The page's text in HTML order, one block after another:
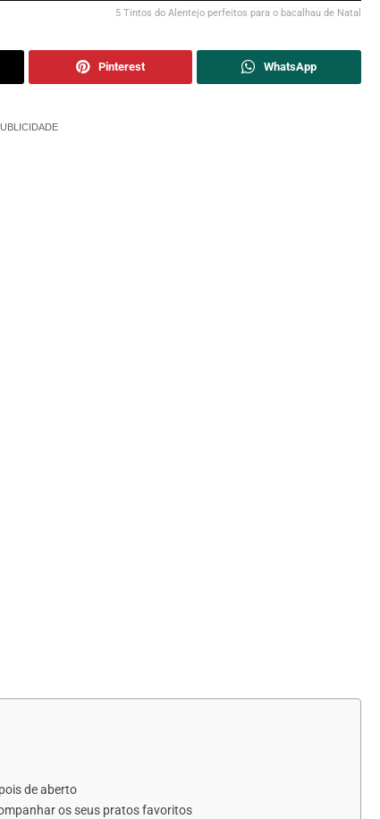
5 Tintos do Alentejo perfeitos para o bacalhau de Natal
Pinterest WhatsApp
de aberto
os seus pratos favoritos